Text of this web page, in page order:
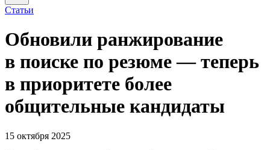
Статьи
Обновили ранжирование
в поиске по резюме — теперь
в приоритете более
общительные кандидаты
15 октября 2025